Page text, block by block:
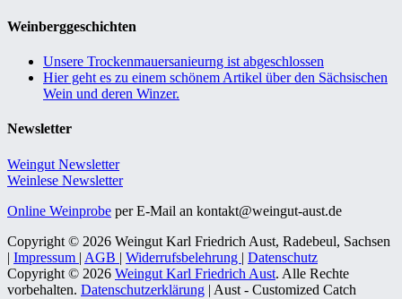
Weinberggeschichten
Unsere Trockenmauersanieurng ist abgeschlossen
Hier geht es zu einem schönem Artikel über den Sächsischen
Wein und deren Winzer.
Newsletter
Weingut Newsletter
Weinlese Newsletter
Online Weinprobe per E-Mail an kontakt@weingut-aust.de
Copyright © 2026 Weingut Karl Friedrich Aust, Radebeul, Sachsen
| Impressum | AGB | Widerrufsbelehrung | Datenschutz
Copyright © 2026 Weingut Karl Friedrich Aust. Alle Rechte
vorbehalten. Datenschutzerklärung | Aust - Customized Catch